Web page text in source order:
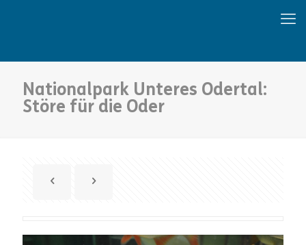
Nationalpark Unteres Odertal:
Störe für die Oder